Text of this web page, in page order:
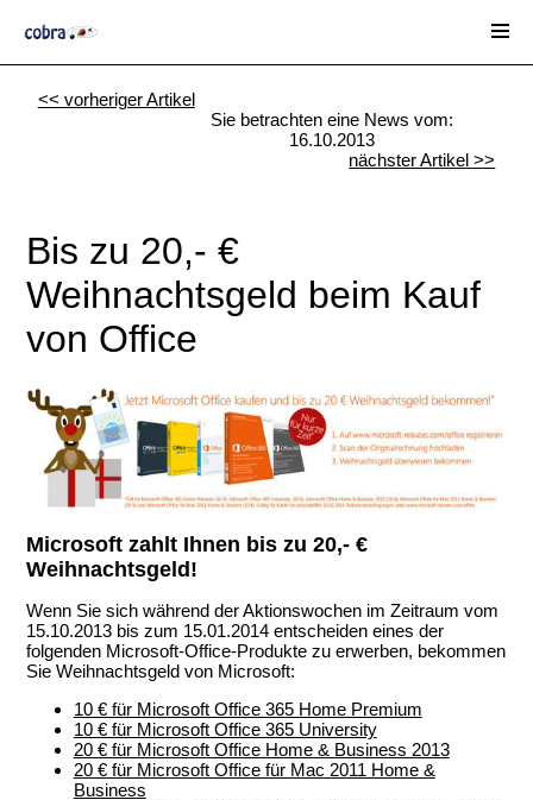
<< vorheriger Artikel
Sie betrachten eine News vom:
16.10.2013
nächster Artikel >>
Bis zu 20,- €
Weihnachtsgeld beim Kauf
von Office
Microsoft zahlt Ihnen bis zu 20,- €
Weihnachtsgeld!
Wenn Sie sich während der Aktionswochen im Zeitraum vom
15.10.2013 bis zum 15.01.2014 entscheiden eines der
folgenden Microsoft-Office-Produkte zu erwerben, bekommen
Sie Weihnachtsgeld von Microsoft:
10 € für Microsoft Office 365 Home Premium
10 € für Microsoft Office 365 University
20 € für Microsoft Office Home & Business 2013
20 € für Microsoft Office für Mac 2011 Home &
Business